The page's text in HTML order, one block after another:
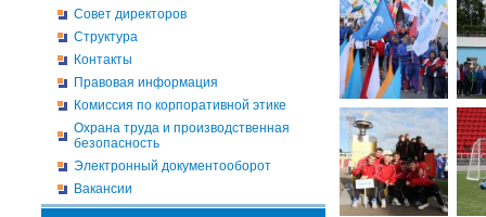
Совет директоров
Структура
Контакты
Правовая информация
Комиссия по корпоративной этике
Охрана труда и производственная
безопасность
Электронный документооборот
Вакансии